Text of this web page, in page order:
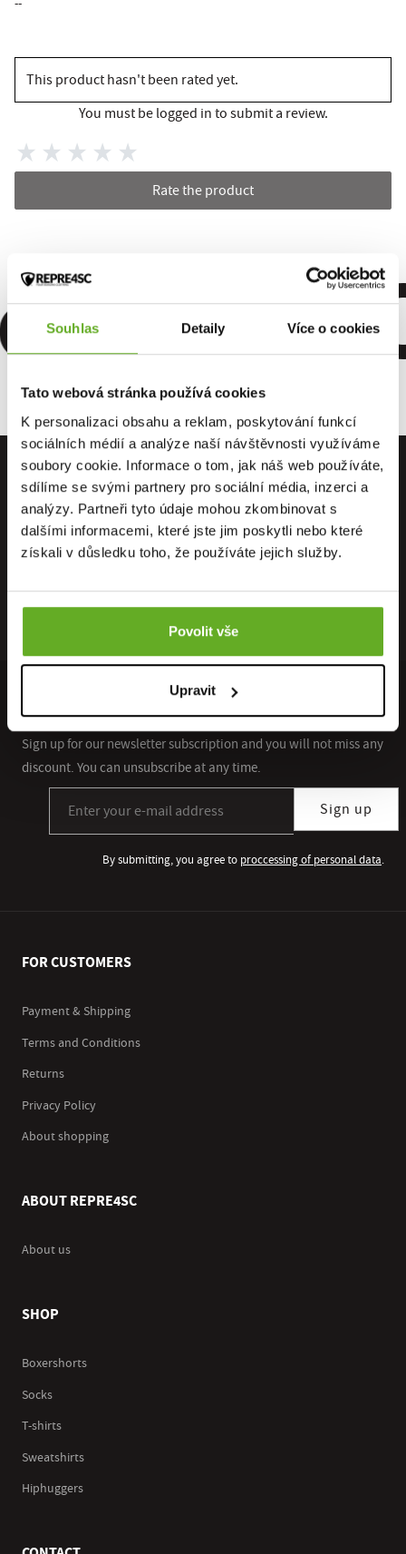
Souhlas Detaily Více o cookies
Tato webová stránka používá cookies
K personalizaci obsahu a reklam, poskytování funkcí
sociálních médií a analýze naší návštěvnosti využíváme
soubory cookie. Informace o tom, jak náš web používáte,
sdílíme se svými partnery pro sociální média, inzerci a
analýzy. Partneři tyto údaje mohou zkombinovat s
dalšími informacemi, které jste jim poskytli nebo které
získali v důsledku toho, že používáte jejich služby.
Povolit vše
Upravit
--
This product hasn't been rated yet.
You must be logged in to submit a review.
Rate the product
INVITE TIPS AND INSPIRATION TO YOUR INBOX ...
Sign up for our newsletter subscription and you will not miss any
discount. You can unsubscribe at any time.
Sign up
By submitting, you agree to proccessing of personal data.
FOR CUSTOMERS
Payment & Shipping
Terms and Conditions
Returns
Privacy Policy
About shopping
ABOUT REPRE4SC
About us
SHOP
Boxershorts
Socks
T-shirts
Sweatshirts
Hiphuggers